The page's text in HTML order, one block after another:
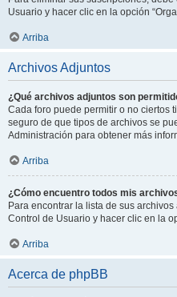
Usuario y hacer clic en la opción
Arriba
Archivos Adjuntos
¿Qué archivos adjuntos son
Cada foro puede permitir o no ciertos
seguro de que tipos de archivos se
Administración para obtener más
Arriba
¿Cómo encuentro todos mis
Para encontrar la lista de sus
Control de Usuario y hacer clic en la
Arriba
Acerca de phpBB